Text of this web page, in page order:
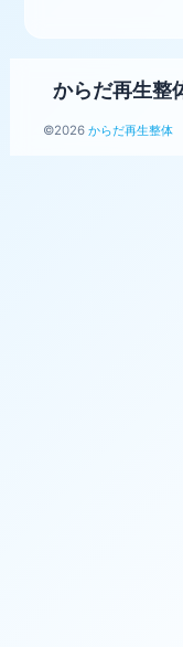
からだ再生
©2026 からだ再生整体